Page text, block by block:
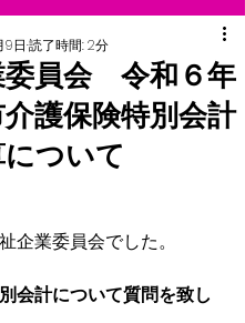
委員会 令和６年
護保険特別会計
ついて
9日 読了時間: 2分
企業委員会でした。
会計について質問を致し